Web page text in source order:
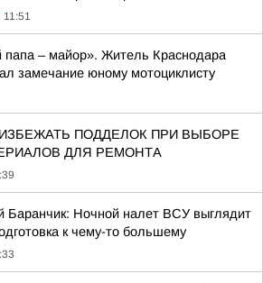
11:51
папа – майор». Житель Краснодара
замечание юному мотоциклисту
ПОДДЕЛОК ПРИ ВЫБОРЕ
ДЛЯ РЕМОНТА
Баранчик: Ночной налет ВСУ выглядит
к чему-то большему